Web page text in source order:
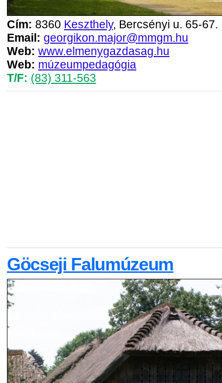
Cím: 8360 Keszthely, Bercsényi u. 65-67.
Email: georgikon.major@mmgm.hu
Web: www.elmenygazdasag.hu
Web: múzeumpedagógia
T/F: (83) 311-563
Göcseji Falumúzeum